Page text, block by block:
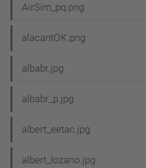
AirSim_pq.png
alacantOK.png
albabr.jpg
albabr_p.jpg
albert_eetac.jpg
albert_lozano.jpg